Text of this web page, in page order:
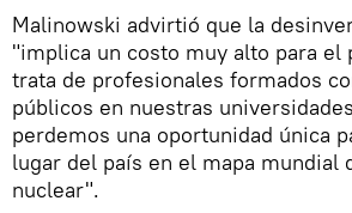
Malinowski advirtió que la
"implica un costo muy alto para el
trata de profesionales formados
públicos en nuestras
perdemos una oportunidad única
lugar del país en el mapa mundial
nuclear".